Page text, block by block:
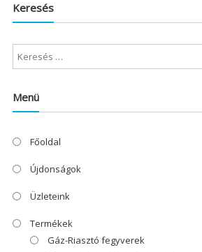
Keresés
Menü
Főoldal
Újdonságok
Üzleteink
Termékek
Gáz-Riasztó fegyverek